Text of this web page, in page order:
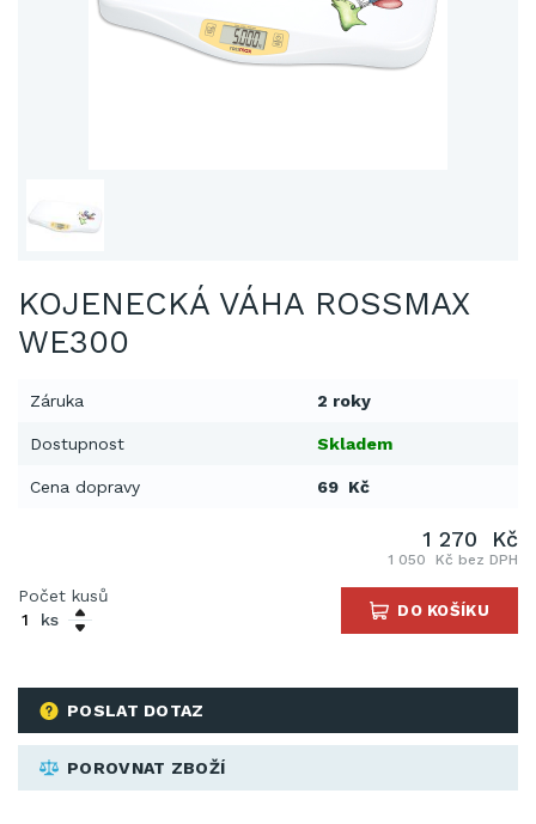
KOJENECKÁ VÁHA ROSSMAX
WE300
Záruka 2 roky
Dostupnost Skladem
Cena dopravy 69 Kč
POSLAT DOTAZ
POROVNAT ZBOŽÍ
1 270 Kč
1 050 Kč bez DPH
Počet kusů
ks
DO KOŠÍKU